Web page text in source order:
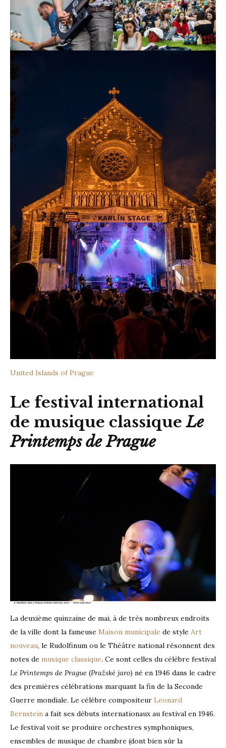
United Islands of Prague
Le festival international
de musique classiqueLe
Printemps de Prague
La deuxième quinzaine de mai, à de très nombreux endroits
de la ville dont la fameuse Maison municipale de style Art
nouveau, le Rudolfinum ou le Théâtre national résonnent des
notes de musique classique. Ce sont celles du célèbre festival
Le Printemps de Prague (Pražské jaro) né en 1946 dans le cadre
des premières célébrations marquant la fin de la Seconde
Guerre mondiale. Le célèbre compositeur Leonard
Bernstein a fait ses débuts internationaux au festival en 1946.
Le festival voit se produire orchestres symphoniques,
ensembles de musique de chambre (dont bien sûr la